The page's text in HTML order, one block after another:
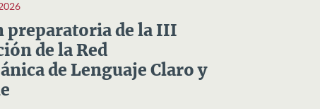
preparatoria de la III
de la Red
de Lenguaje Claro y